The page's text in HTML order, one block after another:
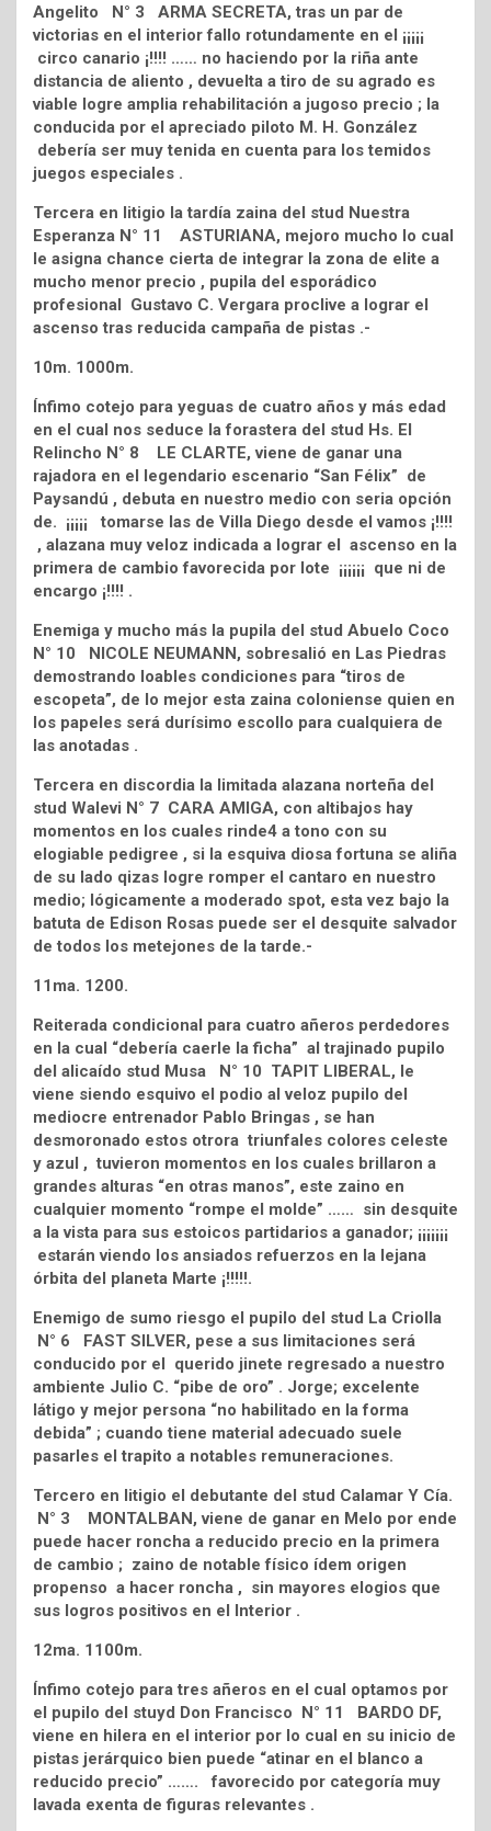
Angelito N° 3 ARMA SECRETA, tras un par de
victorias en el interior fallo rotundamente en el ¡¡¡¡¡
circo canario ¡!!!! …… no haciendo por la riña ante
distancia de aliento , devuelta a tiro de su agrado es
viable logre amplia rehabilitación a jugoso precio ; la
conducida por el apreciado piloto M. H. González
debería ser muy tenida en cuenta para los temidos
juegos especiales .
Tercera en litigio la tardía zaina del stud Nuestra
Esperanza N° 11 ASTURIANA, mejoro mucho lo cual
le asigna chance cierta de integrar la zona de elite a
mucho menor precio , pupila del esporádico
profesional Gustavo C. Vergara proclive a lograr el
ascenso tras reducida campaña de pistas .-
10m. 1000m.
Ínfimo cotejo para yeguas de cuatro años y más edad
en el cual nos seduce la forastera del stud Hs. El
Relincho N° 8 LE CLARTE, viene de ganar una
rajadora en el legendario escenario “San Félix” de
Paysandú , debuta en nuestro medio con seria opción
de. ¡¡¡¡¡ tomarse las de Villa Diego desde el vamos ¡!!!!
, alazana muy veloz indicada a lograr el ascenso en la
primera de cambio favorecida por lote ¡¡¡¡¡¡ que ni de
encargo ¡!!!! .
Enemiga y mucho más la pupila del stud Abuelo Coco
N° 10 NICOLE NEUMANN, sobresalió en Las Piedras
demostrando loables condiciones para “tiros de
escopeta”, de lo mejor esta zaina coloniense quien en
los papeles será durísimo escollo para cualquiera de
las anotadas .
Tercera en discordia la limitada alazana norteña del
stud Walevi N° 7 CARA AMIGA, con altibajos hay
momentos en los cuales rinde4 a tono con su
elogiable pedigree , si la esquiva diosa fortuna se aliña
de su lado qizas logre romper el cantaro en nuestro
medio; lógicamente a moderado spot, esta vez bajo la
batuta de Edison Rosas puede ser el desquite salvador
de todos los metejones de la tarde.-
11ma. 1200.
Reiterada condicional para cuatro añeros perdedores
en la cual “debería caerle la ficha” al trajinado pupilo
del alicaído stud Musa N° 10 TAPIT LIBERAL, le
viene siendo esquivo el podio al veloz pupilo del
mediocre entrenador Pablo Bringas , se han
desmoronado estos otrora triunfales colores celeste
y azul , tuvieron momentos en los cuales brillaron a
grandes alturas “en otras manos”, este zaino en
cualquier momento “rompe el molde” …… sin desquite
a la vista para sus estoicos partidarios a ganador; ¡¡¡¡¡¡¡
estarán viendo los ansiados refuerzos en la lejana
órbita del planeta Marte ¡!!!!!.
Enemigo de sumo riesgo el pupilo del stud La Criolla
N° 6 FAST SILVER, pese a sus limitaciones será
conducido por el querido jinete regresado a nuestro
ambiente Julio C. “pibe de oro” . Jorge; excelente
látigo y mejor persona “no habilitado en la forma
debida” ; cuando tiene material adecuado suele
pasarles el trapito a notables remuneraciones.
Tercero en litigio el debutante del stud Calamar Y Cía.
N° 3 MONTALBAN, viene de ganar en Melo por ende
puede hacer roncha a reducido precio en la primera
de cambio ; zaino de notable físico ídem origen
propenso a hacer roncha , sin mayores elogios que
sus logros positivos en el Interior .
12ma. 1100m.
Ínfimo cotejo para tres añeros en el cual optamos por
el pupilo del stuyd Don Francisco N° 11 BARDO DF,
viene en hilera en el interior por lo cual en su inicio de
pistas jerárquico bien puede “atinar en el blanco a
reducido precio” ……. favorecido por categoría muy
lavada exenta de figuras relevantes .